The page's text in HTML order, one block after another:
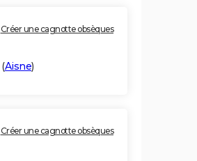
Créer une cagnotte obsèques
(Aisne)
Créer une cagnotte obsèques